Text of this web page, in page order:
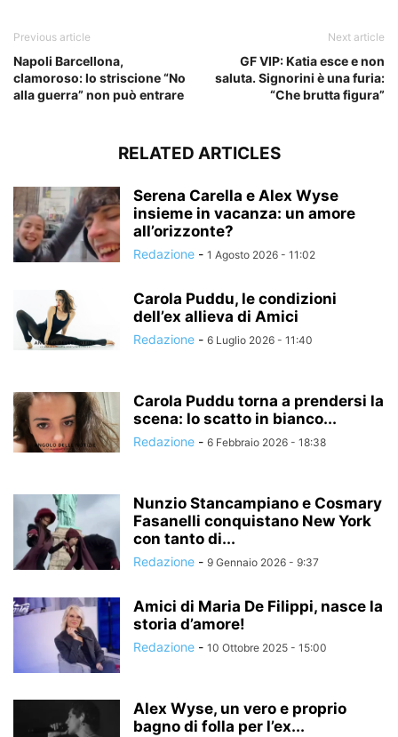
Previous article
Napoli Barcellona,
clamoroso: lo striscione “No
alla guerra” non può entrare
Next article
GF VIP: Katia esce e non
saluta. Signorini è una furia:
“Che brutta figura”
RELATED ARTICLES
Serena Carella e Alex Wyse
insieme in vacanza: un amore
all’orizzonte?
Redazione - 1 Agosto 2026 - 11:02
Carola Puddu, le condizioni
dell’ex allieva di Amici
Redazione - 6 Luglio 2026 - 11:40
Carola Puddu torna a prendersi la
scena: lo scatto in bianco...
Redazione - 6 Febbraio 2026 - 18:38
Nunzio Stancampiano e Cosmary
Fasanelli conquistano New York
con tanto di...
Redazione - 9 Gennaio 2026 - 9:37
Amici di Maria De Filippi, nasce la
storia d’amore!
Redazione - 10 Ottobre 2025 - 15:00
Alex Wyse, un vero e proprio
bagno di folla per l’ex...